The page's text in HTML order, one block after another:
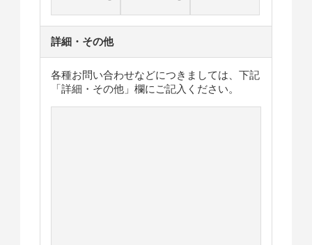
詳細・その他
各種お問い合わせなどにつきましては、下記
「詳細・その他」欄にご記入ください。